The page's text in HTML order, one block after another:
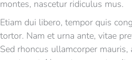
montes, nascetur ridiculus mus.
Etiam dui libero, tempor quis
tortor. Nam et urna ante, vitae
Sed rhoncus ullamcorper